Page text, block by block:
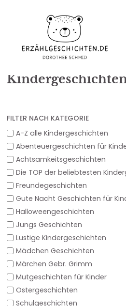
FILTER NACH KATEGORIE
A-Z alle Kindergeschichten
Abenteuergeschichten für
Achtsamkeitsgeschichten
Die TOP der beliebtesten
Freundegeschichten
Gute Nacht Geschichten für
Halloweengeschichten
Jungs Geschichten
Lustige Kindergeschichten
Mädchen Geschichten
Märchen Gebr. Grimm
Mutgeschichten für Kinder
Ostergeschichten
Schulgeschichten